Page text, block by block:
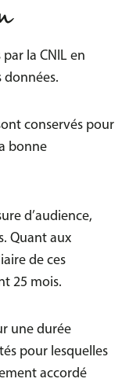
la CNIL en
données.
conservés pour
bonne
d’audience,
Quant aux
de ces
25 mois.
une durée
pour lesquelles
accordé